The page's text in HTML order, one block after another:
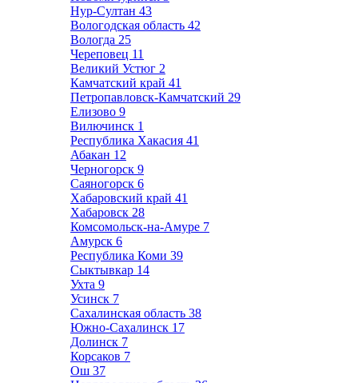
Нур-Султан 43
Вологодская область 42
Вологда 25
Череповец 11
Великий Устюг 2
Камчатский край 41
Петропавловск-Камчатский 29
Елизово 9
Вилючинск 1
Республика Хакасия 41
Абакан 12
Черногорск 9
Саяногорск 6
Хабаровский край 41
Хабаровск 28
Комсомольск-на-Амуре 7
Амурск 6
Республика Коми 39
Сыктывкар 14
Ухта 9
Усинск 7
Сахалинская область 38
Южно-Сахалинск 17
Долинск 7
Корсаков 7
Ош 37